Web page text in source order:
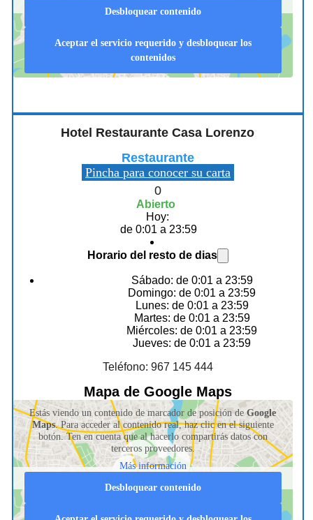
Desbloquear contenido
Aceptar el servicio requerido y desbloquear los
contenidos
Hotel Restaurante Casa Lorenzo
Restaurante
Pincha para conocer su carta
0
Abierto
Hoy:
de 0:01 a 23:59
Horario del resto de dias
Sábado: de 0:01 a 23:59
Domingo: de 0:01 a 23:59
Lunes: de 0:01 a 23:59
Martes: de 0:01 a 23:59
Miércoles: de 0:01 a 23:59
Jueves: de 0:01 a 23:59
Teléfono: 967 145 444
Mapa de Google Maps
Estás viendo un contenido de marcador de posición deGoogle
Maps. Para acceder al contenido real, haz clic en el siguiente
botón. Ten en cuenta que al hacerlo compartirás datos con
terceros proveedores.
Más información
Desbloquear contenido